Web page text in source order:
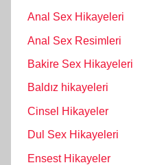
Anal Sex Hikayeleri
Anal Sex Resimleri
Bakire Sex Hikayeleri
Baldız hikayeleri
Cinsel Hikayeler
Dul Sex Hikayeleri
Ensest Hikayeler